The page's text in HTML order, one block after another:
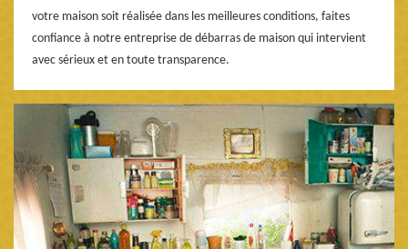
votre maison soit réalisée dans les meilleures conditions, faites
confiance à notre entreprise de débarras de maison qui intervient
avec sérieux et en toute transparence.